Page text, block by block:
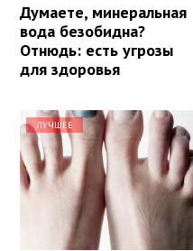
Думаете, минеральная
вода безобидна?
Отнюдь: есть угрозы
для здоровья
ЛУЧШЕЕ